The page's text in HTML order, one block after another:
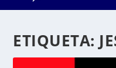
ETIQUETA: